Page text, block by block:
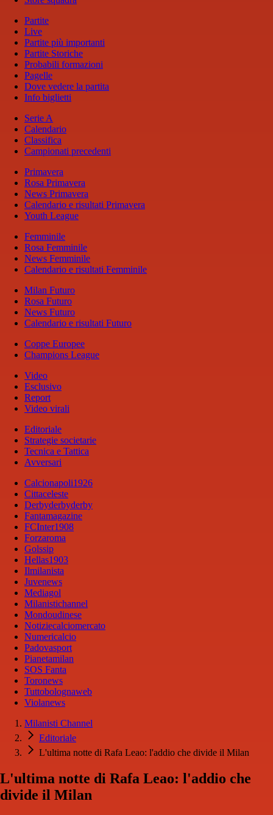
Partite
Live
Partite più importanti
Partite Storiche
Probabili formazioni
Pagelle
Dove vedere la partita
Info biglietti
Serie A
Calendario
Classifica
Campionati precedenti
Primavera
Rosa Primavera
News Primavera
Calendario e risultati Primavera
Youth League
Femminile
Rosa Femminile
News Femminile
Calendario e risultati Femminile
Milan Futuro
Rosa Futuro
News Futuro
Calendario e risultati Futuro
Coppe Europee
Champions League
Video
Esclusivo
Report
Video virali
Editoriale
Strategie societarie
Tecnica e Tattica
Avversari
Calcionapoli1926
Cittaceleste
Derbyderbyderby
Fantamagazine
FCInter1908
Forzaroma
Golssip
Hellas1903
Ilmilanista
Juvenews
Mediagol
Milanistichannel
Mondoudinese
Notiziecalciomercato
Numericalcio
Padovasport
Pianetamilan
SOS Fanta
Toronews
Tuttobolognaweb
Violanews
Milanisti Channel
Editoriale
L'ultima notte di Rafa Leao: l'addio che divide il Milan
L'ultima notte di Rafa Leao: l'addio che
divide il Milan